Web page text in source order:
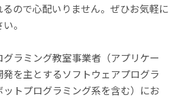
ので心配いりません。ぜひお気軽に
。
ラミング教室事業者（アプリケー
を主とするソフトウェアプログラ
トプログラミング系を含む）にお